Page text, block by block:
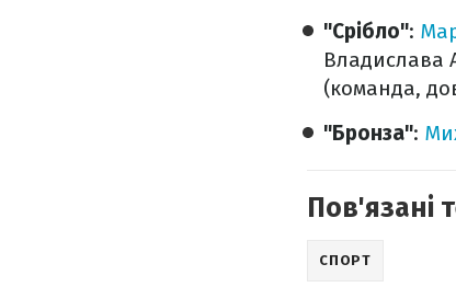
"Срібло":
Владислава
(команда,
"Бронза":
Пов'язані
СПОРТ